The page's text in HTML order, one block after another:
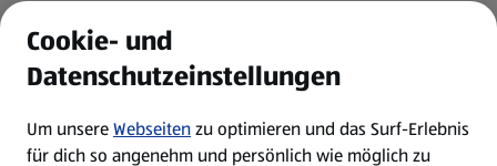
Newsletter
WhatsApp
Cookie- und
Datenschutzeinstellungen
Um unsereWebseitenzu optimieren und das Surf-Erlebnis
für dich so angenehm und persönlich wie möglich zu